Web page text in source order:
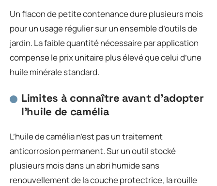
Un flacon de petite contenance dure plusieurs mois
pour un usage régulier sur un ensemble d’outils de
jardin. La faible quantité nécessaire par application
compense le prix unitaire plus élevé que celui d’une
huile minérale standard.
Limites à connaître avant d’adopter
l’huile de camélia
L’huile de camélia n’est pas un traitement
anticorrosion permanent. Sur un outil stocké
plusieurs mois dans un abri humide sans
renouvellement de la couche protectrice, la rouille